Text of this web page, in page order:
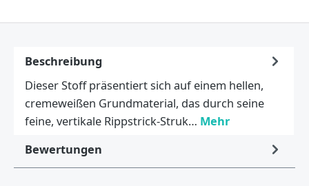
Beschreibung
Dieser Stoff präsentiert sich auf einem hellen,
cremeweißen Grundmaterial, das durch seine
feine, vertikale Rippstrick-Struk… Mehr
Bewertungen